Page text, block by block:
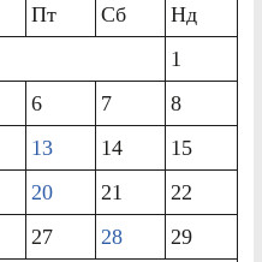
Пт Сб
Нд
1
6 7
8
13 14
15
20 21
22
27 28
29